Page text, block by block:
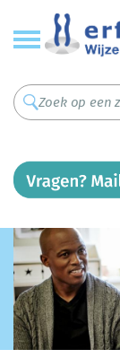
Overslaan
en
naar
inhoud
gaan